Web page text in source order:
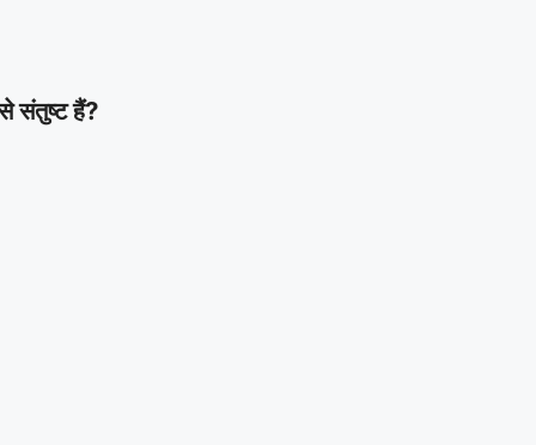
संतुष्ट हैं?